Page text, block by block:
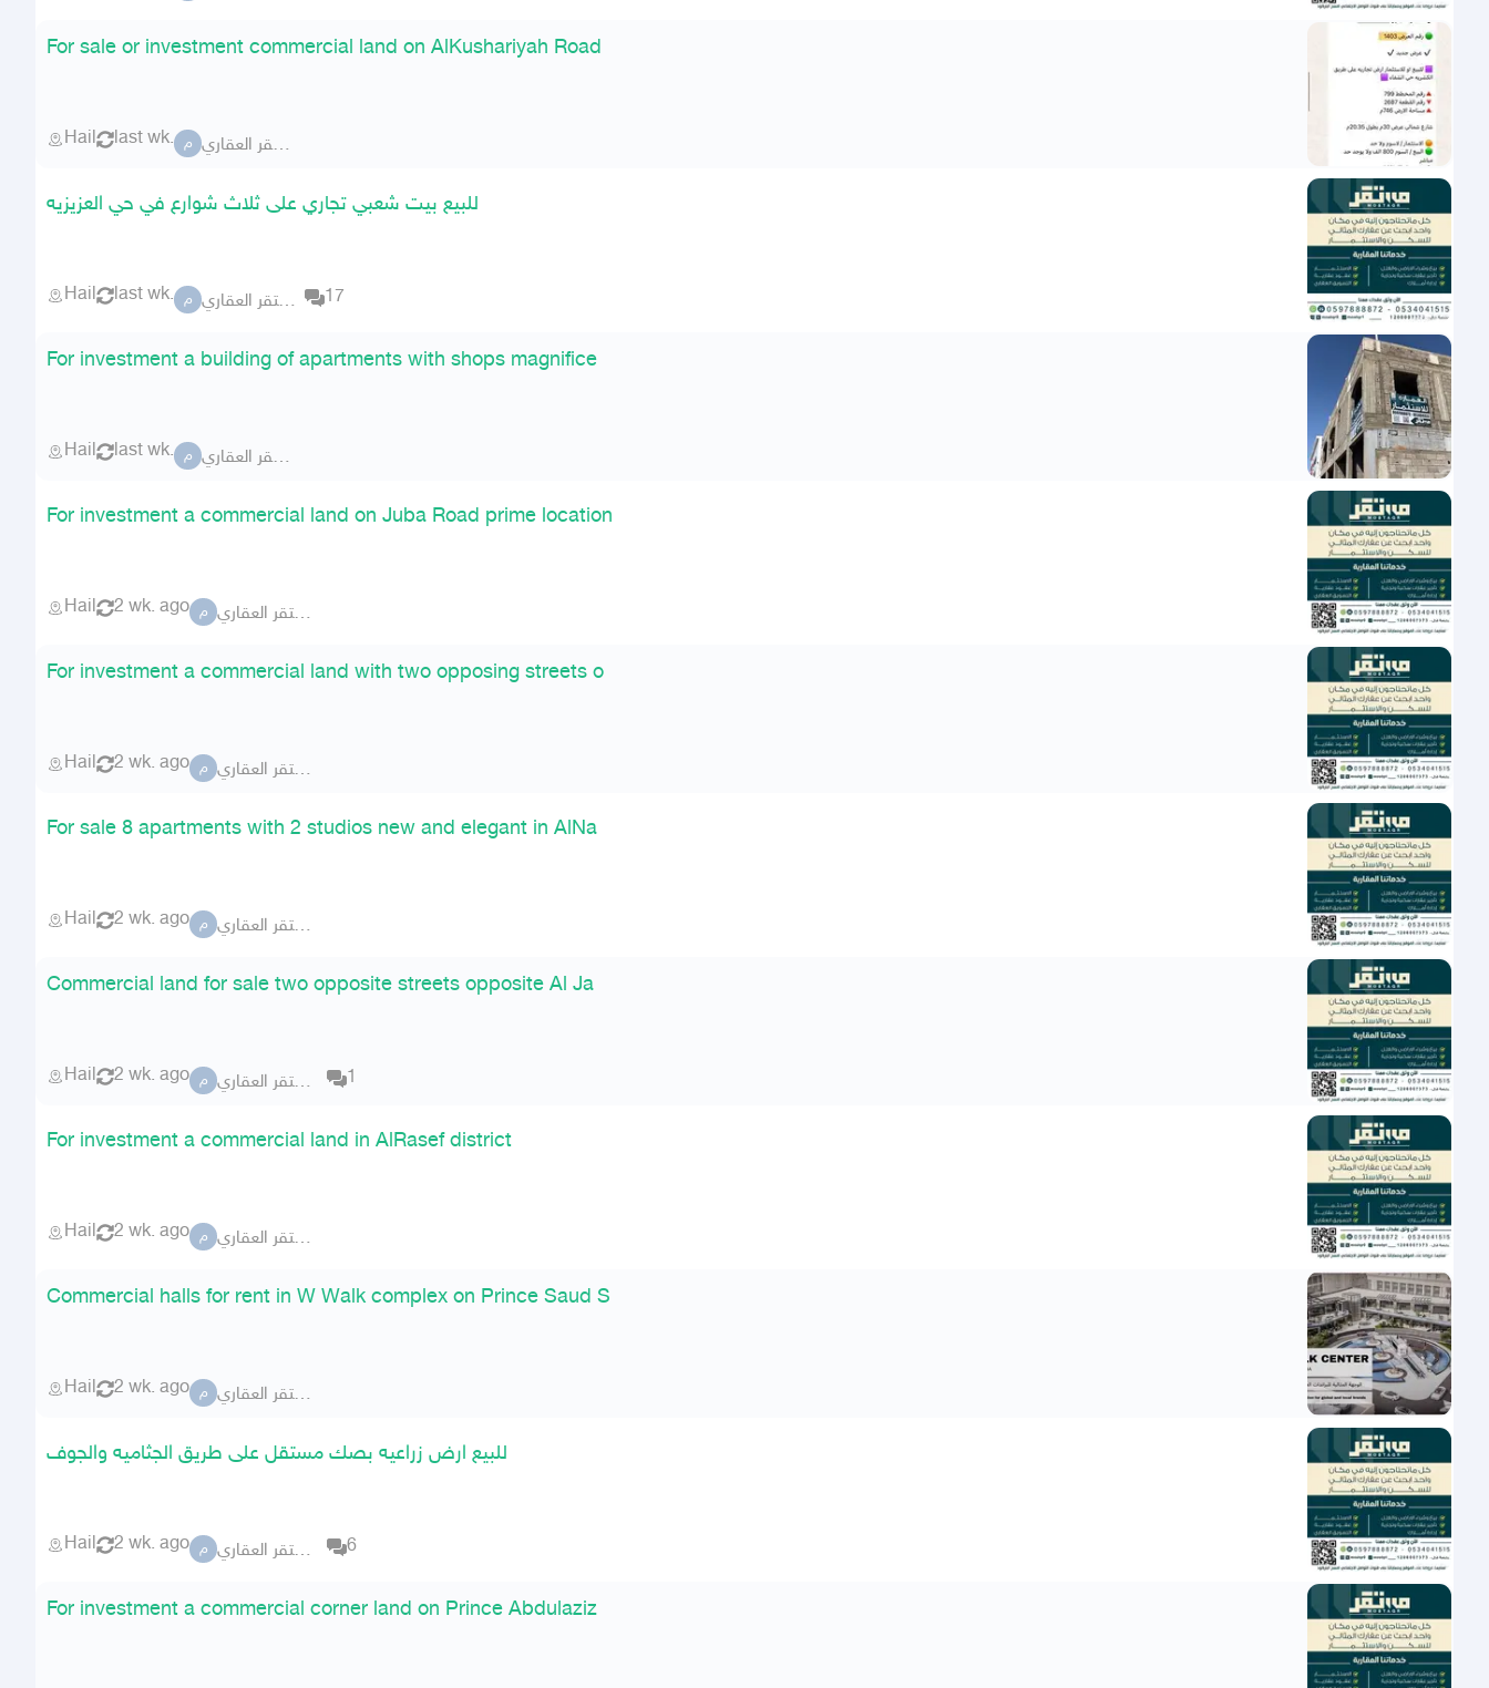
For sale or investment commercial land on AlKushariyah Road
Hail last wk. م مكتب مستقر العقاري
للبيع بيت شعبي تجاري على ثلاث شوارع في حي العزيزيه
Hail last wk. م مكتب مستقر العقاري 17
For investment a building of apartments with shops magnifice
Hail last wk. م مكتب مستقر العقاري
For investment a commercial land on Juba Road prime location
Hail 2 wk. ago م مكتب مستقر العقاري
For investment a commercial land with two opposing streets o
Hail 2 wk. ago م مكتب مستقر العقاري
For sale 8 apartments with 2 studios new and elegant in AlNa
Hail 2 wk. ago م مكتب مستقر العقاري
Commercial land for sale two opposite streets opposite Al Ja
Hail 2 wk. ago م مكتب مستقر العقاري 1
For investment a commercial land in AlRasef district
Hail 2 wk. ago م مكتب مستقر العقاري
Commercial halls for rent in W Walk complex on Prince Saud S
Hail 2 wk. ago م مكتب مستقر العقاري
للبيع ارض زراعيه بصك مستقل على طريق الجثاميه والجوف
Hail 2 wk. ago م مكتب مستقر العقاري 6
For investment a commercial corner land on Prince Abdulaziz